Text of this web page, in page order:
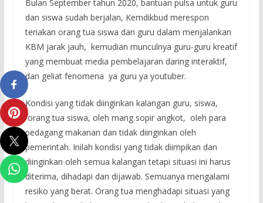
Bulan September tahun 2020, bantuan pulsa untuk guru
dan siswa sudah berjalan, Kemdikbud merespon
teriakan orang tua siswa dan guru dalam menjalankan
KBM jarak jauh, kemudian munculnya guru-guru kreatif
yang membuat media pembelajaran daring interaktif,
dan geliat fenomena ya guru ya youtuber.
Kondisi yang tidak diinginkan kalangan guru, siswa,
orang tua siswa, oleh mang sopir angkot, oleh para
pedagang makanan dan tidak diinginkan oleh
pemerintah. Inilah kondisi yang tidak diimpikan dan
diinginkan oleh semua kalangan tetapi situasi ini harus
diterima, dihadapi dan dijawab. Semuanya mengalami
resiko yang berat. Orang tua menghadapi situasi yang